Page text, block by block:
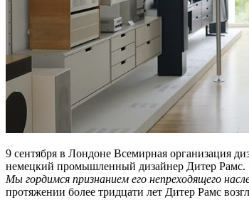
9 сентября в Лондоне Всемирная организация
немецкий промышленный дизайнер Дитер Рамс.
Мы гордимся признанием его непреходящего
протяжении более тридцати лет Дитер Рамс